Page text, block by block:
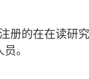
册的在在读研
。